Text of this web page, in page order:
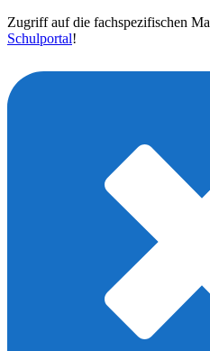
Zugriff auf die fachspezifischen
Schulportal!